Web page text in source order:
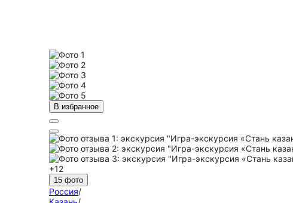
В избранное
+12
15 фото
Россия/